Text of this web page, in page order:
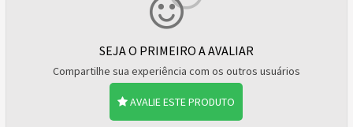
SEJA O PRIMEIRO A AVALIAR
Compartilhe sua experiência com os outros usuários
AVALIE ESTE PRODUTO